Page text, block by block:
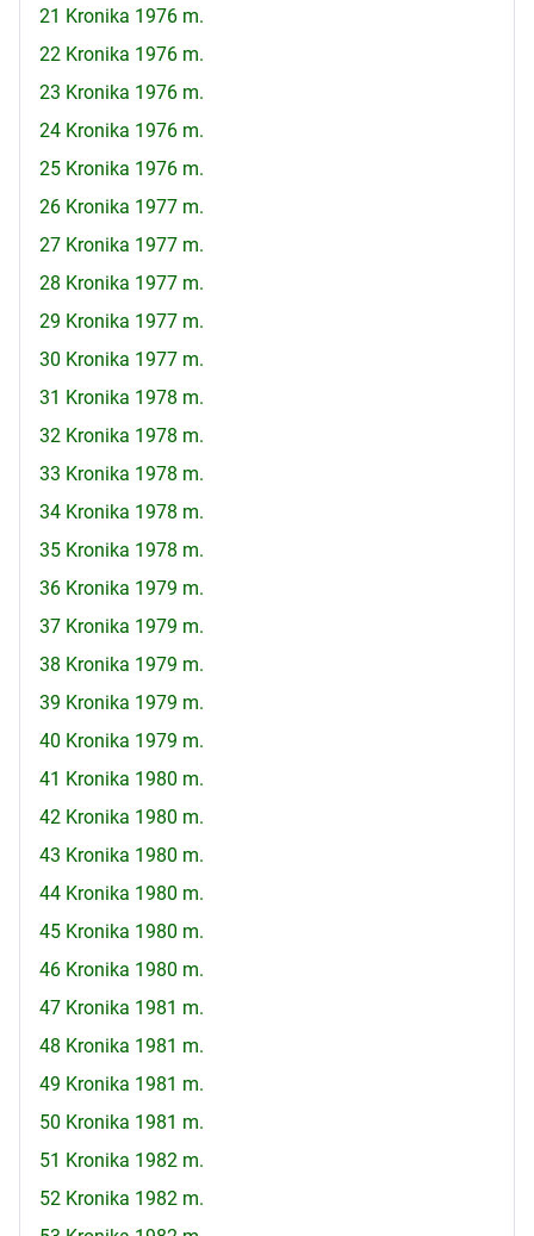
21 Kronika 1976 m.
22 Kronika 1976 m.
23 Kronika 1976 m.
24 Kronika 1976 m.
25 Kronika 1976 m.
26 Kronika 1977 m.
27 Kronika 1977 m.
28 Kronika 1977 m.
29 Kronika 1977 m.
30 Kronika 1977 m.
31 Kronika 1978 m.
32 Kronika 1978 m.
33 Kronika 1978 m.
34 Kronika 1978 m.
35 Kronika 1978 m.
36 Kronika 1979 m.
37 Kronika 1979 m.
38 Kronika 1979 m.
39 Kronika 1979 m.
40 Kronika 1979 m.
41 Kronika 1980 m.
42 Kronika 1980 m.
43 Kronika 1980 m.
44 Kronika 1980 m.
45 Kronika 1980 m.
46 Kronika 1980 m.
47 Kronika 1981 m.
48 Kronika 1981 m.
49 Kronika 1981 m.
50 Kronika 1981 m.
51 Kronika 1982 m.
52 Kronika 1982 m.